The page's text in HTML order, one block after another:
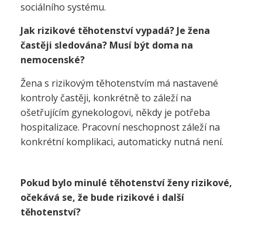
sociálního systému.
Jak rizikové těhotenství vypadá? Je žena
častěji sledována? Musí být doma na
nemocenské?
Žena s rizikovým těhotenstvím má nastavené
kontroly častěji, konkrétně to záleží na
ošetřujícím gynekologovi, někdy je potřeba
hospitalizace. Pracovní neschopnost záleží na
konkrétní komplikaci, automaticky nutná není.
Pokud bylo minulé těhotenství ženy rizikové,
očekává se, že bude rizikové i další
těhotenství?